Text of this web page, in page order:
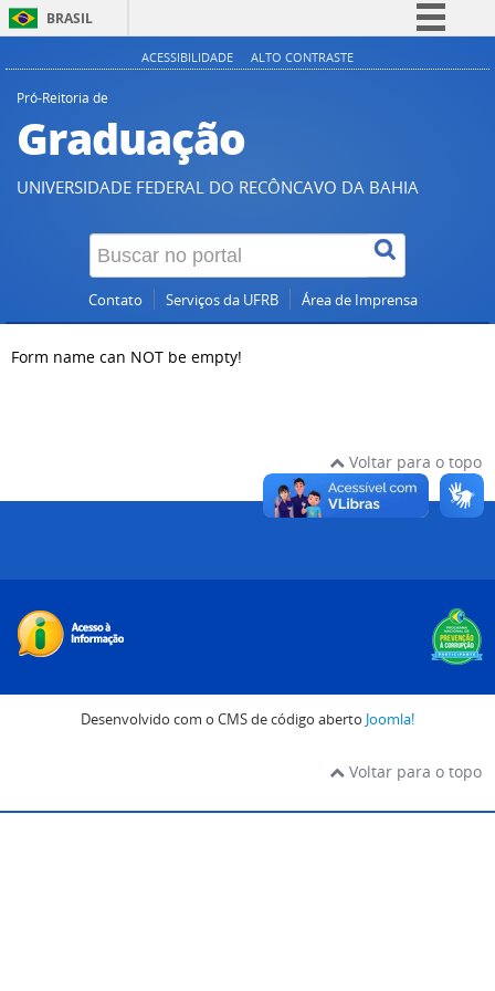
BRASIL
Simplifique!
Legislação
Canais
ACESSIBILIDADE ALTO CONTRASTE
Pró-Reitoria de
Graduação
UNIVERSIDADE FEDERAL DO RECÔNCAVO DA BAHIA
Contato Serviços da UFRB Área de Imprensa
Form name can NOT be empty!
Voltar para o topo
Desenvolvido com o CMS de código aberto Joomla!
Voltar para o topo